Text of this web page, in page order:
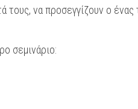
τους, να προσεγγίζουν ο ένας
σεμινάριο: